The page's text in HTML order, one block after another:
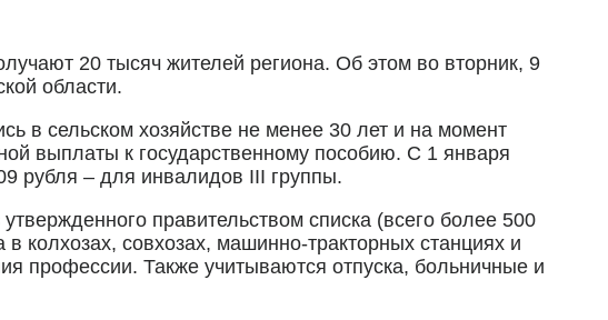
20 тысяч жителей региона. Об этом во вторник, 9
области.
в сельском хозяйстве не менее 30 лет и на момент
выплаты к государственному пособию. С 1 января
рубля – для инвалидов III группы.
правительством списка (всего более 500
колхозах, совхозах, машинно-тракторных станциях и
профессии. Также учитываются отпуска, больничные и